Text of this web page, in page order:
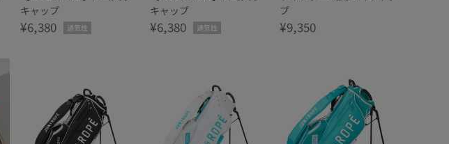
キャップ
¥6,380 通気性
キャップ
¥6,380 通気性
プ
¥9,350